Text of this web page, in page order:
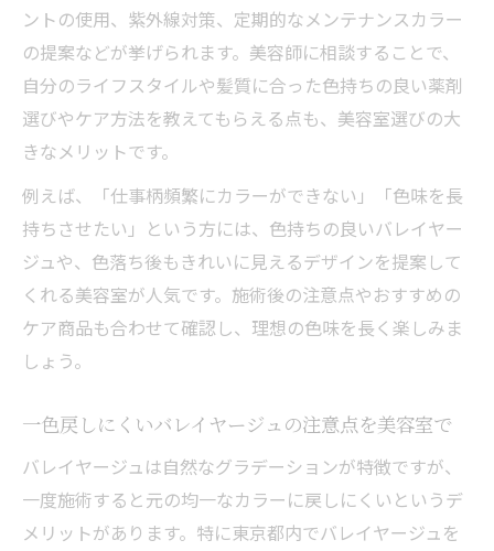
ントの使用、紫外線対策、定期的なメンテナンスカラー
の提案などが挙げられます。美容師に相談することで、
自分のライフスタイルや髪質に合った色持ちの良い薬剤
選びやケア方法を教えてもらえる点も、美容室選びの大
きなメリットです。
例えば、「仕事柄頻繁にカラーができない」「色味を長
持ちさせたい」という方には、色持ちの良いバレイヤー
ジュや、色落ち後もきれいに見えるデザインを提案して
くれる美容室が人気です。施術後の注意点やおすすめの
ケア商品も合わせて確認し、理想の色味を長く楽しみま
しょう。
一色戻しにくいバレイヤージュの注意点を美容室で
バレイヤージュは自然なグラデーションが特徴ですが、
一度施術すると元の均一なカラーに戻しにくいというデ
メリットがあります。特に東京都内でバレイヤージュを